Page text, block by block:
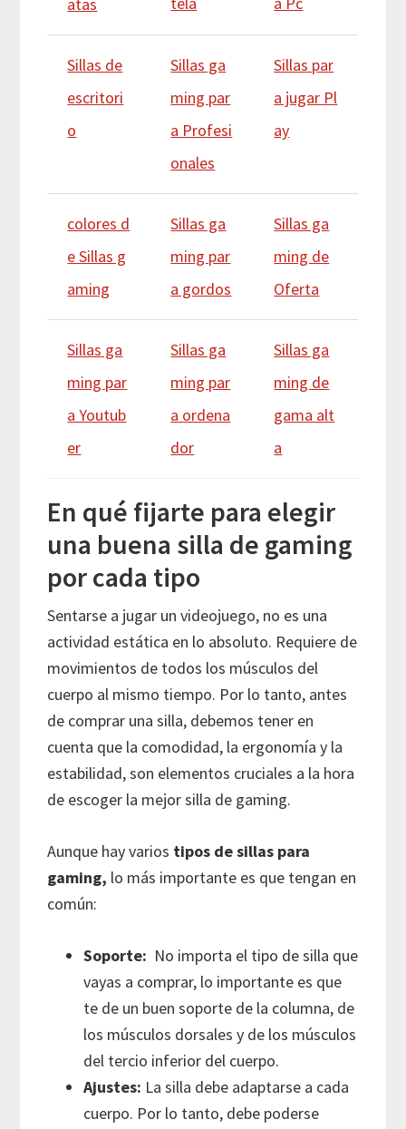
Sillas de
escritori
o
Sillas ga
ming par
a Profesi
onales
Sillas par
a jugar Pl
ay
colores d
e Sillas g
aming
Sillas ga
ming par
a gordos
Sillas ga
ming de
Oferta
Sillas ga
ming par
a Youtub
er
Sillas ga
ming par
a ordena
dor
Sillas ga
ming de
gama alt
a
En qué fijarte para elegir
una buena silla de gaming
por cada tipo
Sentarse a jugar un videojuego, no es una
actividad estática en lo absoluto. Requiere de
movimientos de todos los músculos del
cuerpo al mismo tiempo. Por lo tanto, antes
de comprar una silla, debemos tener en
cuenta que la comodidad, la ergonomía y la
estabilidad, son elementos cruciales a la hora
de escoger la mejor silla de gaming.
Aunque hay varios tipos de sillas para
gaming, lo más importante es que tengan en
común:
Soporte: No importa el tipo de silla que
vayas a comprar, lo importante es que
te de un buen soporte de la columna, de
los músculos dorsales y de los músculos
del tercio inferior del cuerpo.
Ajustes: La silla debe adaptarse a cada
cuerpo. Por lo tanto, debe poderse